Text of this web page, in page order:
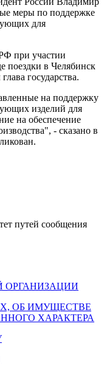
меры по поддержке
для
при участии
поездки в Челябинск
государства.
на поддержку
изделий для
на обеспечение
- сказано в
путей сообщения
ОРГАНИЗАЦИИ
ОБ ИМУЩЕСТВЕ
ХАРАКТЕРА